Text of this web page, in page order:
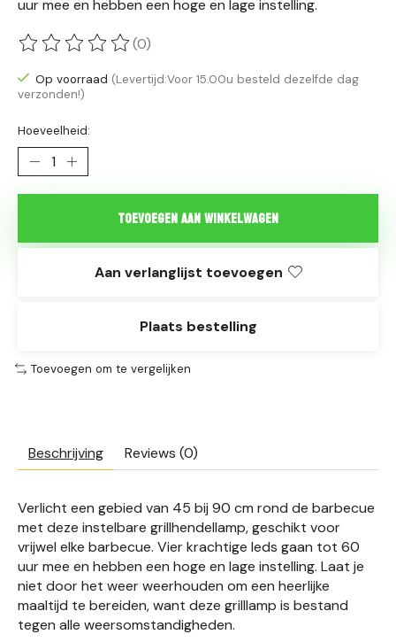
uur mee en hebben een hoge en lage instelling.
De beoordeling van dit product is
(0)
Op voorraad (Levertijd:Voor 15.00u besteld dezelfde dag
verzonden!)
Hoeveelheid:
Toevoegen aan winkelwagen
Aan verlanglijst toevoegen
Plaats bestelling
Toevoegen om te vergelijken
Beschrijving Reviews (0)
Verlicht een gebied van 45 bij 90 cm rond de barbecue
met deze instelbare grillhendellamp, geschikt voor
vrijwel elke barbecue. Vier krachtige leds gaan tot 60
uur mee en hebben een hoge en lage instelling. Laat je
niet door het weer weerhouden om een heerlijke
maaltijd te bereiden, want deze grilllamp is bestand
tegen alle weersomstandigheden.